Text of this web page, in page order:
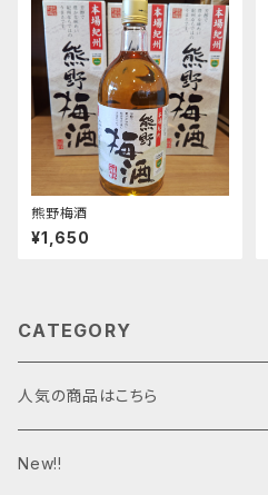
熊野梅酒
¥1,650
CATEGORY
人気の商品はこちら
New!!